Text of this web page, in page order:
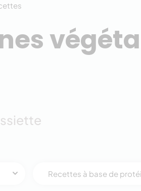
Recettes à base de